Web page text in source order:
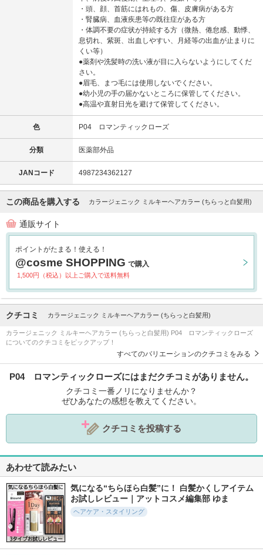
・頭、顔、首筋にはれもの、傷、皮膚病がある方
・腎臓病、血液疾患等の既往症がある方
・体調不要の症状が持続する方（微熱、倦怠感、動悸、
息切れ、紫斑、出血しやすい、月経等の出血が止まりに
くい等）
●薬剤や洗髪時の洗い液が目に入らないようにしてくだ
さい。
●眉毛、まつ毛には使用しないでください。
●幼小児の手の届かないところに保管してください。
●高温や直射日光を避けて保管してください。
色 P04 ロマンティックローズ
分類 医薬部外品
JANコード 4987234362127
この商品を購入する カラージェニック ミルキーヘアカラー (ちらっと白髪用)
通販サイト
ポイントがたまる！使える！
@cosme SHOPPING で購入
1,500円（税込）以上ご購入で送料無料
クチコミ カラージェニック ミルキーヘアカラー (ちらっと白髪用)
カラージェニック ミルキーヘアカラー (ちらっと白髪用) P04 ロマンティックローズ
についてのクチコミをピックアップ！
すべてのバリエーションのクチコミをみる
P04 ロマンティックローズにはまだクチコミがありません。
クチコミ一番ノリになりませんか？
ぜひあなたの感想を教えてください。
クチコミを投稿する
あわせて読みたい
気になる“ちらほら白髪”に！ 白髪かくしアイテム
お試しレビュー｜アットコスメ編集部 ゆま
ヘアケア・スタイリング